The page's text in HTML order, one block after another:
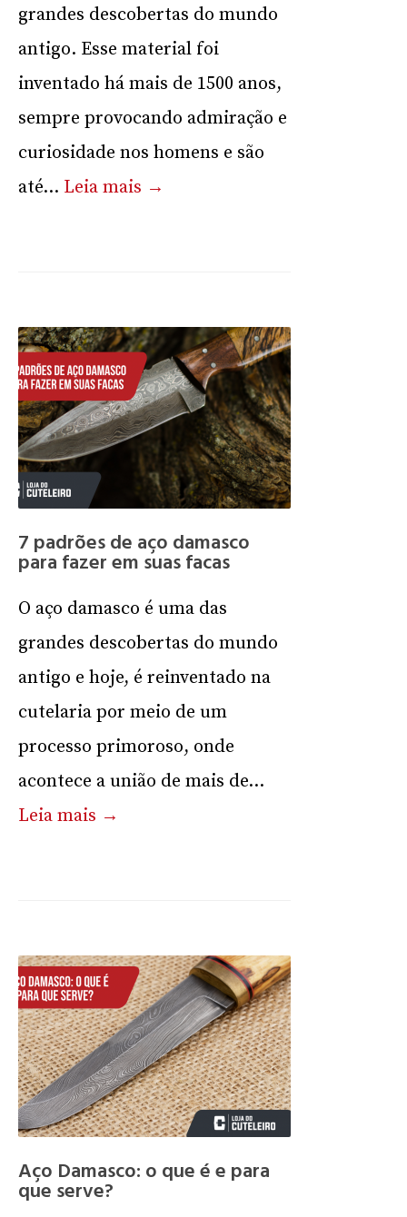
grandes descobertas do mundo
antigo. Esse material foi
inventado há mais de 1500 anos,
sempre provocando admiração e
curiosidade nos homens e são
até... Leia mais →
7 padrões de aço damasco
para fazer em suas facas
O aço damasco é uma das
grandes descobertas do mundo
antigo e hoje, é reinventado na
cutelaria por meio de um
processo primoroso, onde
acontece a união de mais de...
Leia mais →
Aço Damasco: o que é e para
que serve?